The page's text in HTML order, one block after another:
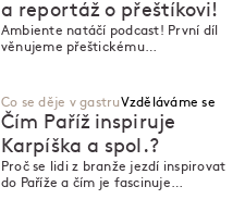
a reportáž o přeštíkovi!
Ambiente natáčí podcast! První díl
věnujeme přeštickému
Plzeňsku. Pojeďte s námi!
Co se děje v gastruVzděláváme se
Čím Paříž inspiruje
Karpíška a spol.?
Proč se lidi z branže jezdí inspirovat
do Paříže a čím je fascinuje